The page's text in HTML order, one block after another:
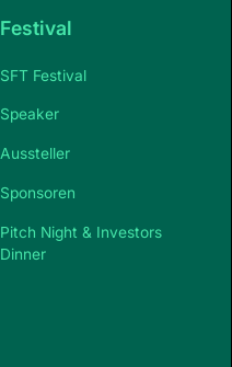
Festival
SFT Festival
Speaker
Aussteller
Sponsoren
Pitch Night & Investors
Dinner